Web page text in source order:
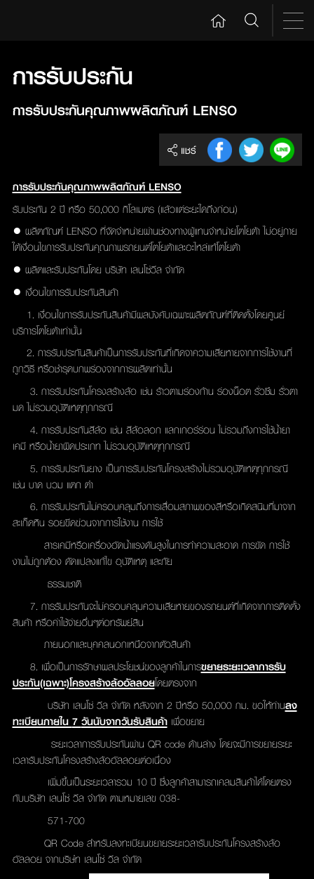
การรับประกัน
การรับประกันคุณภาพผลิตภัณฑ์ LENSO
แชร์
การรับประกันคุณภาพผลิตภัณฑ์ LENSO
รับประกัน 2 ปี หรือ 50,000 กิโลเมตร (แล้วแต่ระยะใดถึงก่อน)
● ผลิตภัณฑ์ LENSO ที่จัดจำหน่ายผ่านช่องทางผู้แทนจำหน่ายโตโยต้า ไม่อยู่ภาย
ใต้เงื่อนไขการรับประกันคุณภาพรถยนต์โตโยต้าและอะไหล่แท้โตโยต้า
● ผลิตและรับประกันโดย บริษัท เลนโซ่วีล จำกัด
● เงื่อนไขการรับประกันสินค้า
1. เงื่อนไขการรับประกันสินค้ามีผลบังคับเฉพาะผลิตภัณฑ์ที่ติดตั้งโดยศูนย์
บริการโตโยต้าเท่านั้น
2. การรับประกันสินค้าเป็นการรับประกันที่เกิดจาความเสียหายจากการใช้งานที่
ถูกวิธี หรือชำรุดบกพร่องจากการผลิตเท่านั้น
3. การรับประกันโครงสร้างล้อ เช่น ร้าวตามร่องก้าน ร่องน็อต รั่วซึม รั่วตา
มด ไม่รวมอุบัติเหตุทุกกรณี
4. การรับประกันสีล้อ เช่น สีล้อลอก แลกเกอร์ร่อน ไม่รวมถึงการใช้น้ำยา
เคมี หรือน้ำยาผิดประเภท ไม่รวมอุบัติเหตุทุกกรณี
5. การรับประกันยาง เป็นการรับประกันโครงสร้างไม่รวมอุบัติเหตุทุกกรณี
เช่น บาด บวม แตก ตำ
6. การรับประกันไม่ครอบคลุมถึงการเสื่อมสภาพของสีหรือเกิดสนิมที่มาจาก
สะเก็ดหิน รอยขีดข่วนจากการใช้งาน การใช้
สารเคมีหรือเครื่องอัดน้ำแรงดันสูงในการทำความสะอาด การขัด การใช้
งานไม่ถูกต้อง ดัดแปลงแก้ไข อุบัติเหตุ และภัย
ธรรมชาติ
7. การรับประกันจะไม่ครอบคลุมความเสียหายของรถยนต์ที่เกิดจากการติดตั้ง
สินค้า หรือค่าใช้จ่ายอื่นๆต่อทรัพย์สิน
ภายนอกและบุคคลนอกเหนือจากตัวสินค้า
8. เพื่อเป็นการรักษาผลประโยชน์ของลูกค้าในการขยายระยะเวลาการรับ
ประกัน(เฉพาะ)โครงสร้างล้ออัลลอยโดยตรงจาก
บริษัท เลนโซ่ วีล จำกัด หลังจาก 2 ปีหรือ 50,000 กม. ขอให้ท่านลง
ทะเบียนภายใน 7 วันนับจากวันรับสินค้าเพื่อขยาย
ระยะเวลาการรับประกันผ่าน QR code ด้านล่าง โดยจะมีการขยายระยะ
เวลารับประกันโครงสร้างล้ออัลลอยต่อเนื่อง
เพิ่มขึ้นเป็นระยะเวลารวม 10 ปี ซึ่งลูกค้าสามารถเคลมสินค้าได้โดยตรง
กับบริษัท เลนโซ่ วีล จำกัด ตามหมายเลข 038-
571-700
QR Code สำหรับลงทะเบียนขยายระยะเวลารับประกันโครงสร้างล้อ
อัลลอย จากบริษํท เลนโซ่ วีล จำกัด